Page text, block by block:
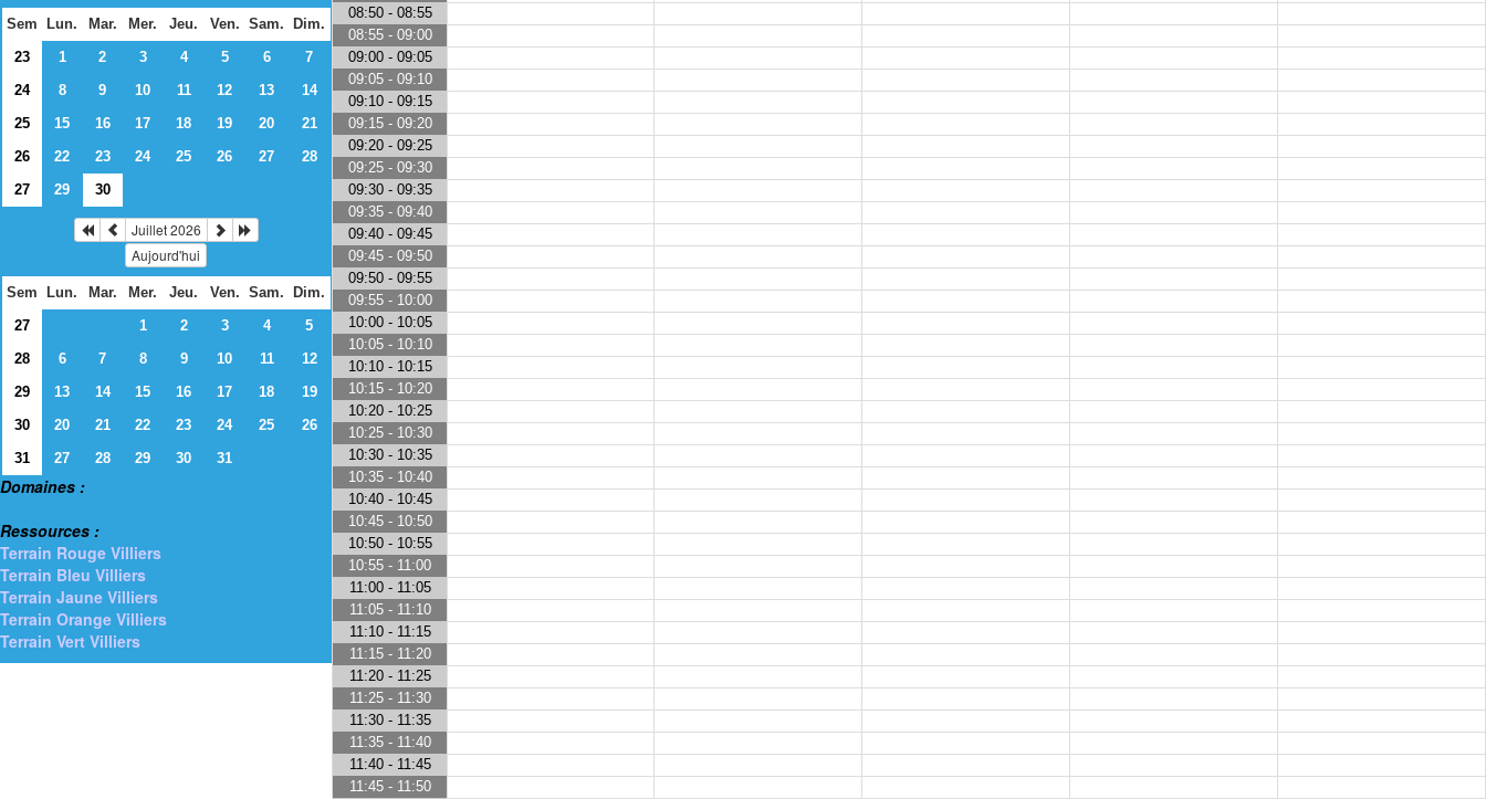
Sem Lun. Mar. Mer. Jeu. Ven. Sam.
Dim.
23
1 2 3 4 5 6
7
24
8 9 10 11 12 13
14
25
15 16 17 18 19 20
21
26
22 23 24 25 26 27
28
27
29 30
Juillet 2026
Aujourd'hui
Sem Lun. Mar. Mer. Jeu. Ven. Sam.
Dim.
27
1 2 3 4
5
28
6 7 8 9 10 11
12
29
13 14 15 16 17 18
19
30
20 21 22 23 24 25
26
31
27 28 29 30 31
Domaines :
Ressources :
Terrain Rouge Villiers
Terrain Bleu Villiers
Terrain Jaune Villiers
Terrain Orange Villiers
Terrain Vert Villiers
08:50 - 08:55
08:55 - 09:00
09:00 - 09:05
09:05 - 09:10
09:10 - 09:15
09:15 - 09:20
09:20 - 09:25
09:25 - 09:30
09:30 - 09:35
09:35 - 09:40
09:40 - 09:45
09:45 - 09:50
09:50 - 09:55
09:55 - 10:00
10:00 - 10:05
10:05 - 10:10
10:10 - 10:15
10:15 - 10:20
10:20 - 10:25
10:25 - 10:30
10:30 - 10:35
10:35 - 10:40
10:40 - 10:45
10:45 - 10:50
10:50 - 10:55
10:55 - 11:00
11:00 - 11:05
11:05 - 11:10
11:10 - 11:15
11:15 - 11:20
11:20 - 11:25
11:25 - 11:30
11:30 - 11:35
11:35 - 11:40
11:40 - 11:45
11:45 - 11:50